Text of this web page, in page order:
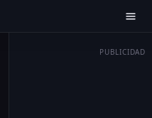
PUBLICIDAD